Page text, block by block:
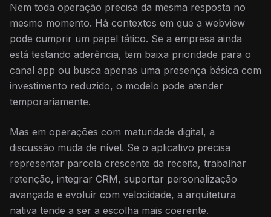
Nem toda operação precisa da mesma resposta no
mesmo momento. Há contextos em que a webview
pode cumprir um papel tático. Se a empresa ainda
está testando aderência, tem baixa prioridade para o
canal app ou busca apenas uma presença básica com
investimento reduzido, o modelo pode atender
temporariamente.
Mas em operações com maturidade digital, a
discussão muda de nível. Se o aplicativo precisa
representar parcela crescente da receita, trabalhar
retenção, integrar CRM, suportar personalização
avançada e evoluir com velocidade, a arquitetura
nativa tende a ser a escolha mais coerente.